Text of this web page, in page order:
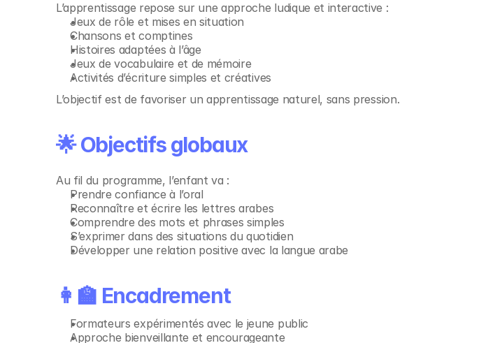
L’apprentissage repose sur une approche ludique et interactive :
Jeux de rôle et mises en situation
Chansons et comptines
Histoires adaptées à l’âge
Jeux de vocabulaire et de mémoire
Activités d’écriture simples et créatives
L’objectif est de favoriser un apprentissage naturel, sans pression.
🌟 Objectifs globaux
Au fil du programme, l’enfant va :
Prendre confiance à l’oral
Reconnaître et écrire les lettres arabes
Comprendre des mots et phrases simples
S’exprimer dans des situations du quotidien
Développer une relation positive avec la langue arabe
👩‍🏫 Encadrement
Formateurs expérimentés avec le jeune public
Approche bienveillante et encourageante